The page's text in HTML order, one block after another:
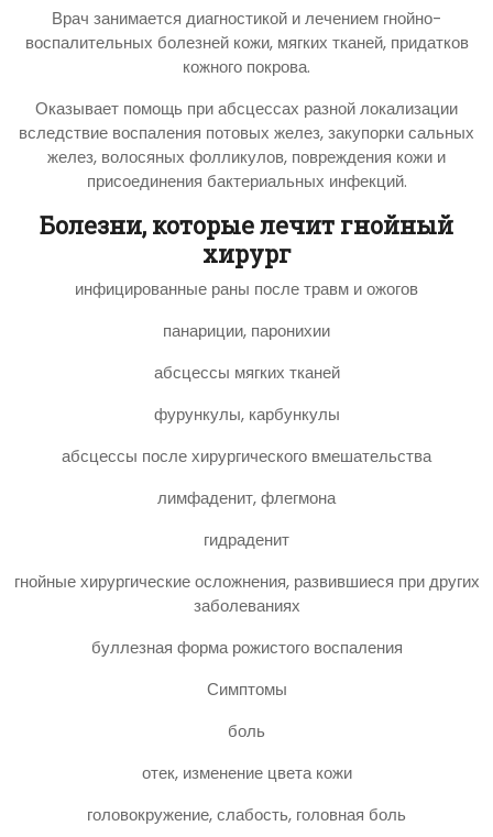
Врач занимается диагностикой и лечением гнойно-
воспалительных болезней кожи, мягких тканей, придатков
кожного покрова.
Оказывает помощь при абсцессах разной локализации
вследствие воспаления потовых желез, закупорки сальных
желез, волосяных фолликулов, повреждения кожи и
присоединения бактериальных инфекций.
Болезни, которые лечит гнойный
хирург
инфицированные раны после травм и ожогов
панариции, паронихии
абсцессы мягких тканей
фурункулы, карбункулы
абсцессы после хирургического вмешательства
лимфаденит, флегмона
гидраденит
гнойные хирургические осложнения, развившиеся при других
заболеваниях
буллезная форма рожистого воспаления
Симптомы
боль
отек, изменение цвета кожи
головокружение, слабость, головная боль